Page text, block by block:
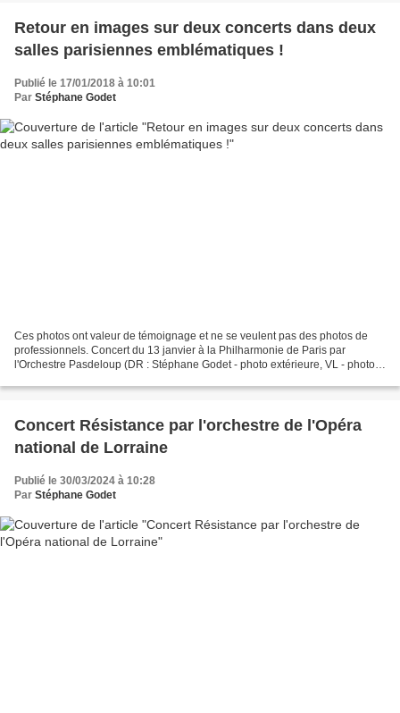
Retour en images sur deux concerts dans deux
salles parisiennes emblématiques !
Publié le 17/01/2018 à 10:01
Par Stéphane Godet
Ces photos ont valeur de témoignage et ne se veulent pas des photos de
professionnels. Concert du 13 janvier à la Philharmonie de Paris par
l'Orchestre Pasdeloup (DR : Stéphane Godet - photo extérieure, VL - photos
Concert Résistance par l'orchestre de l'Opéra
national de Lorraine
Publié le 30/03/2024 à 10:28
Par Stéphane Godet